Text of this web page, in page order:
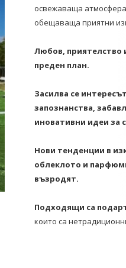
освежаваща
обещаваща приятни
Любов, приятелство
преден план.
Засилва се
запознанства,
иновативни идеи за
Нови тенденции в
облеклото и
възродят.
Подходящи са
които са